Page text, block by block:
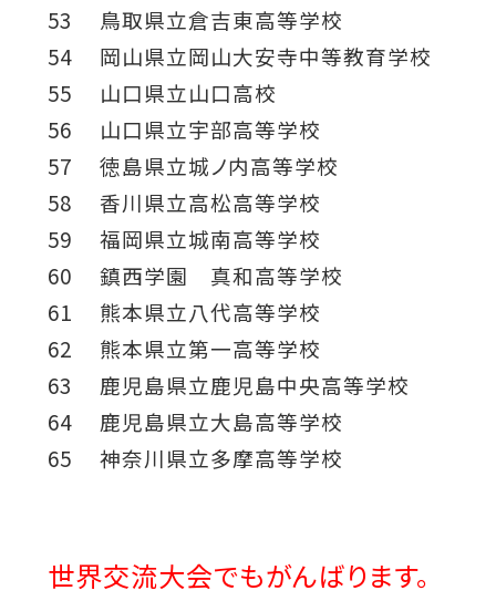
53 鳥取県立倉吉東高等学校
54 岡山県立岡山大安寺中等教育学校
55 山口県立山口高校
56 山口県立宇部高等学校
57 徳島県立城ノ内高等学校
58 香川県立高松高等学校
59 福岡県立城南高等学校
60 鎮西学園 真和高等学校
61 熊本県立八代高等学校
62 熊本県立第一高等学校
63 鹿児島県立鹿児島中央高等学校
64 鹿児島県立大島高等学校
65 神奈川県立多摩高等学校
世界交流大会でもがんばります。